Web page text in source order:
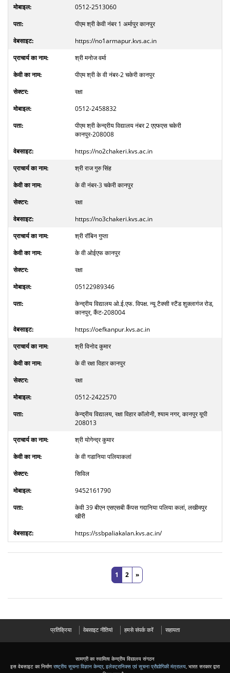
0512-2513060
पीएम श्री केवी नंबर 1 अर्मापुर कानपुर
https://no1armapur.kvs.ac.in
श्री मनोज वर्मा
पीएम श्री के वी नंबर-2 चकेरी कानपुर
रक्षा
0512-2458832
पीएम श्री केन्द्रीय विद्यालय नंबर 2 एएफएस चकेरी
कानपुर-208008
https://no2chakeri.kvs.ac.in
श्री राज गुरु सिंह
के वी नंबर-3 चकेरी कानपुर
रक्षा
https://no3chakeri.kvs.ac.in
श्री रॉबिन गुप्ता
के वी ओईएफ कानपुर
रक्षा
05122989346
केन्द्रीय विद्यालय ओ.ई.एफ. विपक्ष. न्यू टैक्सी स्टैंड शुक्लागंज रोड,
कानपुर, कैंट-208004
https://oefkanpur.kvs.ac.in
श्री विनोद कुमार
के वी रक्षा विहार कानपुर
रक्षा
0512-2422570
केन्द्रीय विद्यालय, रक्षा विहार कॉलोनी, श्याम नगर, कानपुर यूपी
208013
श्री योगेन्द्र कुमार
के वी गडानिया पलियाकलां
सिविल
9452161790
केवी 39 बीएन एसएसबी कैंपस गदानिया पलिया कलां, लखीमपुर
खीरी
https://ssbpaliakalan.kvs.ac.in/
1 2 »
प्रतिक्रिया वेबसाइट नीतियां हमसे संपर्क करें सहायता
सामग्री का स्वामित्व केन्द्रीय विद्यालय संगठन
इस वेबसाइट का निर्माणराष्ट्रीय सूचना विज्ञान केन्द्र, इलेक्ट्रानिक्स एवं सूचना प्रौद्योगिकी मंत्रालय , भारत सरकार द्वारा